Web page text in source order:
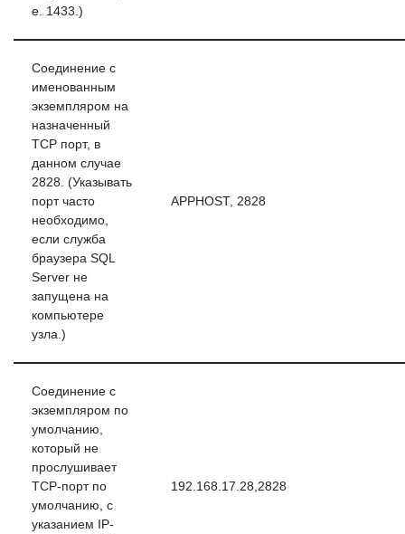
е. 1433.)
Соединение с
именованным
экземпляром на
назначенный
TCP порт, в
данном случае
2828. (Указывать
порт часто
необходимо,
если служба
браузера SQL
Server не
запущена на
компьютере
узла.)
APPHOST, 2828
Соединение с
экземпляром по
умолчанию,
который не
прослушивает
TCP-порт по
умолчанию, с
указанием IP-
192.168.17.28,2828